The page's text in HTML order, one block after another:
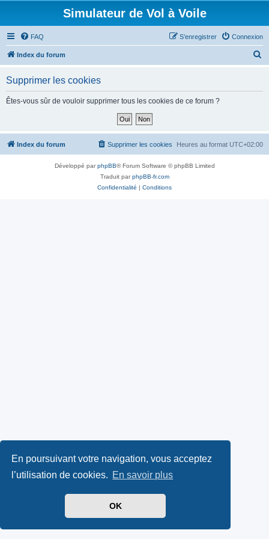
En poursuivant votre navigation, vous acceptez
l’utilisation de cookies. En savoir plus
OK
Simulateur de Vol à Voile
FAQ Connexion
S’enregistrer
Index du forum
h
Supprimer les cookies
Êtes-vous sûr de vouloir supprimer tous les cookies de ce forum ?
Index du forum Heures au format UTC+02:00
Supprimer les cookies
Développé parphpBB® Forum Software © phpBB Limited
Traduit parphpBB-fr.com
Confidentialité | Conditions